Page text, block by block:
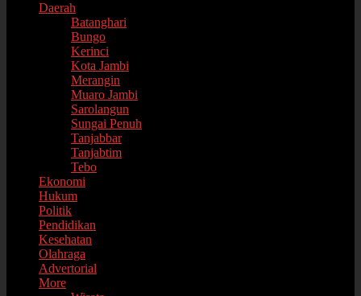
Daerah
Batanghari
Bungo
Kerinci
Kota Jambi
Merangin
Muaro Jambi
Sarolangun
Sungai Penuh
Tanjabbar
Tanjabtim
Tebo
Ekonomi
Hukum
Politik
Pendidikan
Kesehatan
Olahraga
Advertorial
More